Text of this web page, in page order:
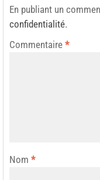
En publiant un
confidentialité.
Commentaire *
Nom *